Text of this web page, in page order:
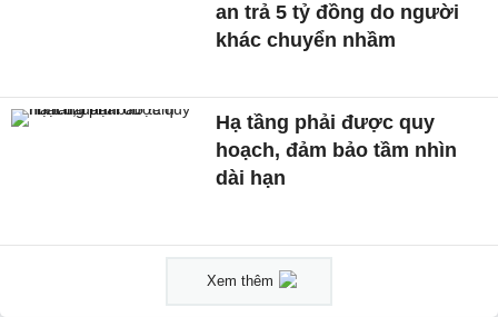
an trả 5 tỷ đồng do người
khác chuyển nhầm
Hạ tầng phải được quy
hoạch, đảm bảo tầm nhìn
dài hạn
Xem thêm